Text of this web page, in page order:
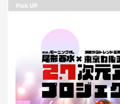
Pick UP